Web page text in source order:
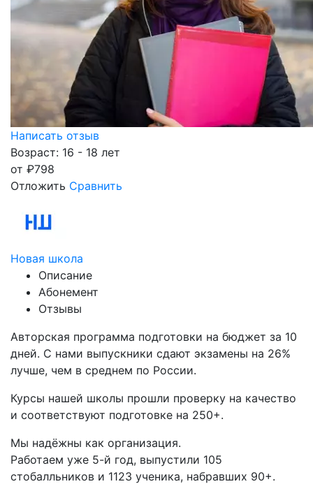
Написать отзыв
Возраст: 16 - 18 лет
от ₽798
Отложить Сравнить
Новая школа
Описание
Абонемент
Отзывы
Авторская программа подготовки на бюджет за 10
дней. С нами выпускники сдают экзамены на 26%
лучше, чем в среднем по России.
Курсы нашей школы прошли проверку на качество
и соответствуют подготовке на 250+.
Мы надёжны как организация.
Работаем уже 5-й год, выпустили 105
стобалльников и 1123 ученика, набравших 90+.